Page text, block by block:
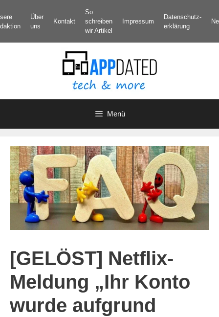
Inhalt
springen
Über
uns
Kontakt
So
schreiben
wir Artikel
Impressum
Datenschutz­
erklärung
Menü
[GELÖST] Netflix-
Meldung „Ihr Konto
wurde aufgrund